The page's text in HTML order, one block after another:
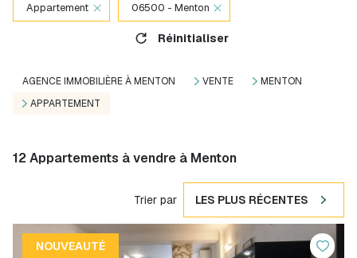
Appartement 06500 - Menton
Réinitialiser
AGENCE IMMOBILIÈRE À MENTON VENTE
MENTON
APPARTEMENT
12Appartements à vendre à Menton
Trier par LES PLUS RÉCENTES
NOUVEAUTÉ